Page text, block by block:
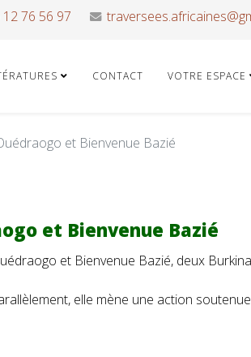
76 56 97
CONTACT VOTRE ESPACE
et Bienvenue Bazié
et Bienvenue Bazié
et Bienvenue Bazié, deux
elle mène une action